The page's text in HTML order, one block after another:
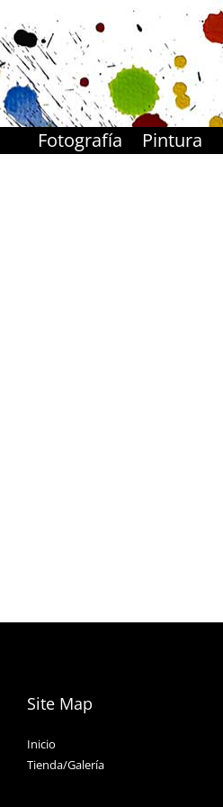
Fotografía Pintura
Site Map
Inicio
Tienda/Galería